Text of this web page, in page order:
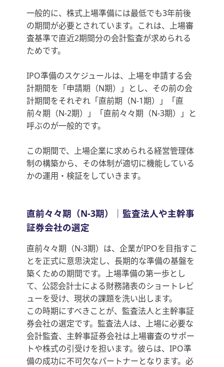
一般的に、株式上場準備には最低でも3年前後
の期間が必要とされています。これは、上場審
査基準で直近2期間分の会計監査が求められる
ためです。
IPO準備のスケジュールは、上場を申請する会
計期間を「申請期（N期）」とし、その前の会
計期間をそれぞれ「直前期（N-1期）」「直
前々期（N-2期）」「直前々々期（N-3期）」と
呼ぶのが一般的です。
この期間で、上場企業に求められる経営管理体
制の構築から、その体制が適切に機能している
かの運用・検証をしていきます。
直前々々期（N-3期）｜監査法人や主幹事
証券会社の選定
直前々々期（N-3期）は、企業がIPOを目指すこ
とを正式に意思決定し、長期的な準備の基盤を
築くための期間です。上場準備の第一歩とし
て、公認会計士による財務諸表のショートレビ
ューを受け、現状の課題を洗い出します。
この時期にすべきことが、監査法人と主幹事証
券会社の選定です。監査法人は、上場に必要な
会計監査、主幹事証券会社は上場審査のサポー
トや株式の引受けを担います。彼らは、IPO準
備の成功に不可欠なパートナーとなります。必